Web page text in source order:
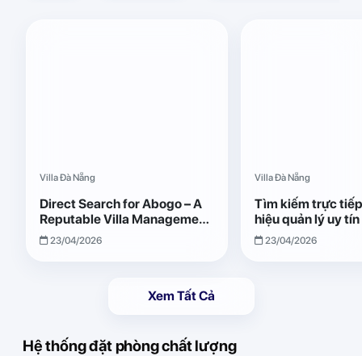
Villa Đà Nẵng
Direct Search for Abogo – A
Reputable Villa Management
Brand with Transparent and
Effective Operations
23/04/2026
Villa Đà Nẵng
Tìm kiếm trực
hiệu quản lý uy
Giải pháp vận
quả, minh bạch
23/04/2026
Xem Tất Cả
Hệ thống đặt phòng chất lượng